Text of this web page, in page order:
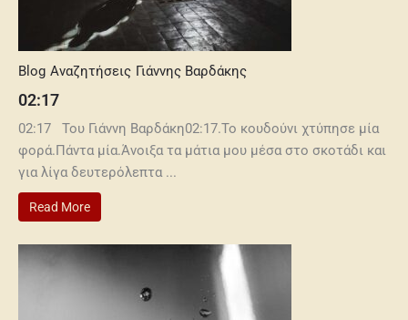
Blog Αναζητήσεις Γιάννης Βαρδάκης
02:17
02:17 Του Γιάννη Βαρδάκη02:17.Το κουδούνι χτύπησε μία
φορά.Πάντα μία.Άνοιξα τα μάτια μου μέσα στο σκοτάδι και
για λίγα δευτερόλεπτα ...
Read More